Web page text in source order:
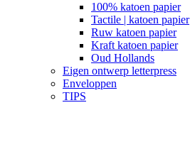
100% katoen papier
Tactile | katoen papier
Ruw katoen papier
Kraft katoen papier
Oud Hollands
Eigen ontwerp letterpress
Enveloppen
TIPS